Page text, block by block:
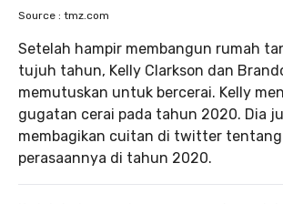
Source : tmz.com
Setelah hampir membangun rumah
tujuh tahun, Kelly Clarkson dan
memutuskan untuk bercerai. Kelly
gugatan cerai pada tahun 2020. Dia
membagikan cuitan di twitter tentang
perasaannya di tahun 2020.